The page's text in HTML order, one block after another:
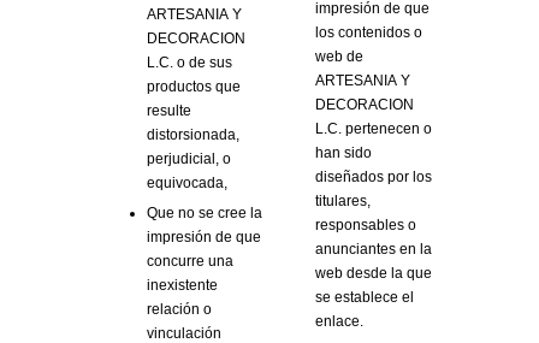
ARTESANIA Y
DECORACION
L.C. o de sus
productos que
resulte
distorsionada,
perjudicial, o
equivocada,
Que no se cree la
impresión de que
concurre una
inexistente
relación o
vinculación
impresión de que
los contenidos o
web de
ARTESANIA Y
DECORACION
L.C. pertenecen o
han sido
diseñados por los
titulares,
responsables o
anunciantes en la
web desde la que
se establece el
enlace.